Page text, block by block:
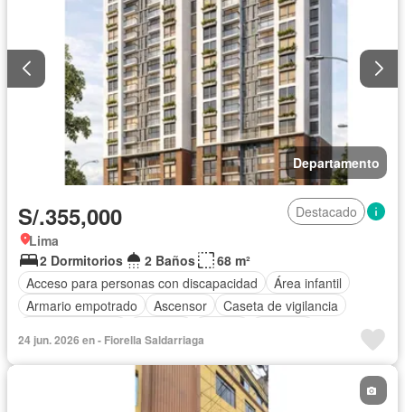
Departamento
S/.355,000
Destacado
Lima
2 Dormitorios
2 Baños
68 m²
Acceso para personas con discapacidad
Área infantil
Armario empotrado
Ascensor
Caseta de vigilancia
Seguridad
Terraza Sin amoblar
24 jun. 2026 en - Fiorella Saldarriaga